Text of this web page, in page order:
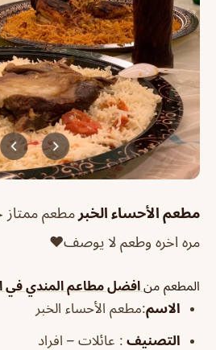
مطعم الأحساء الخبر مطعم ممتاز
مره اخره وطعم لا يوصف❤️
المطعم من افضل مطاعم المندي في
الاسم:مطعم الأحساء الخبر
التصنيف : عائلات – افراد